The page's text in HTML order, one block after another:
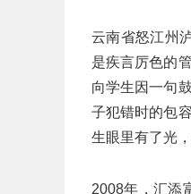
云南省怒江州
是疾言厉色的
向学生因一句
子犯错时的包
生眼里有了光
2008年，汇添